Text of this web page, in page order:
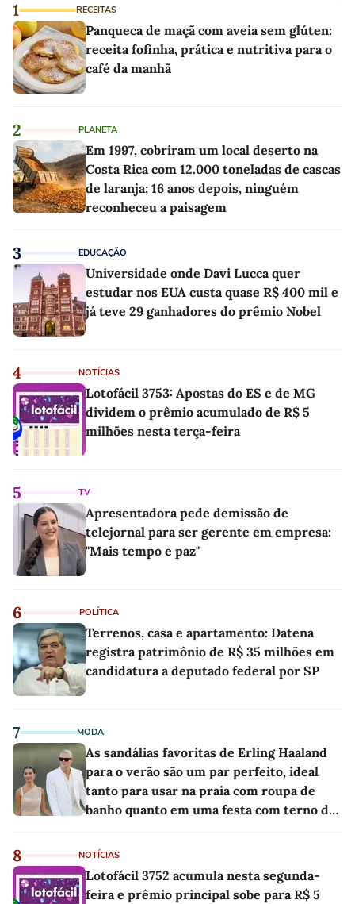
1 RECEITAS
Panqueca de maçã com aveia sem glúten:
receita fofinha, prática e nutritiva para o
café da manhã
2 PLANETA
Em 1997, cobriram um local deserto na
Costa Rica com 12.000 toneladas de cascas
de laranja; 16 anos depois, ninguém
reconheceu a paisagem
3 EDUCAÇÃO
Universidade onde Davi Lucca quer
estudar nos EUA custa quase R$ 400 mil e
já teve 29 ganhadores do prêmio Nobel
4 NOTÍCIAS
Lotofácil 3753: Apostas do ES e de MG
dividem o prêmio acumulado de R$ 5
milhões nesta terça-feira
5 TV
Apresentadora pede demissão de
telejornal para ser gerente em empresa:
"Mais tempo e paz"
6 POLÍTICA
Terrenos, casa e apartamento: Datena
registra patrimônio de R$ 35 milhões em
candidatura a deputado federal por SP
7 MODA
As sandálias favoritas de Erling Haaland
para o verão são um par perfeito, ideal
tanto para usar na praia com roupa de
banho quanto em uma festa com terno de
8 NOTÍCIAS
Lotofácil 3752 acumula nesta segunda-
feira e prêmio principal sobe para R$ 5